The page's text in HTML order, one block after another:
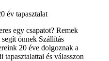
év tapasztalat
egy csapatot? Remek
önnek Szállítás
20 éve dolgoznak a
és válasszon